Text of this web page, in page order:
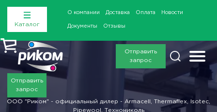
Каталог
О компании Доставка Оплата Новости
Документы Отзывы
Отправить
запрос
Отправить
запрос
ООО "Риком" - официальный дилер - Armacell, Thermaflex, Isotec,
Pipewool, Технониколь